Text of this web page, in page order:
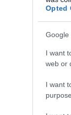
Opted
Google
I want
web or
I want